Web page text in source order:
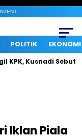
POLITIK EKONOMI
Kusnadi Sebut
Iklan Piala